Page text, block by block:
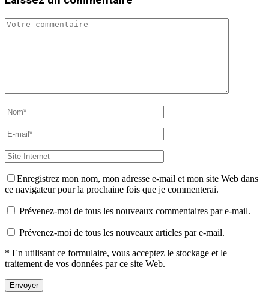
Enregistrez mon nom, mon adresse e-mail et mon site Web dans
ce navigateur pour la prochaine fois que je commenterai.
Prévenez-moi de tous les nouveaux commentaires par e-mail.
Prévenez-moi de tous les nouveaux articles par e-mail.
* En utilisant ce formulaire, vous acceptez le stockage et le
traitement de vos données par ce site Web.